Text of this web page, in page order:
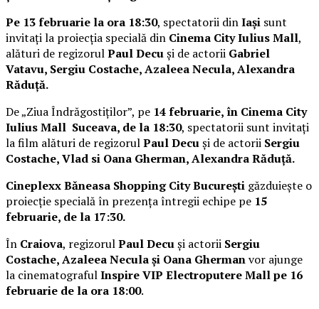
Pe 13 februarie la ora 18:30, spectatorii dinIași sunt
invitați la proiecția specială din Cinema City Iulius Mall,
alături de regizorulPaul Decuși de actorii Gabriel
Vatavu, Sergiu Costache, Azaleea Necula, Alexandra
Răduță.
De „Ziua Îndrăgostiților”, pe 14 februarie, în Cinema City
Iulius Mall Suceava, de la 18:30, spectatorii sunt invitați
la film alături de regizorulPaul Decuși de actorii Sergiu
Costache, Vlad si Oana Gherman, Alexandra Răduță.
Cineplexx Băneasa Shopping City București găzduiește o
proiecție specială în prezența întregii echipe pe 15
februarie, de la 17:30.
În Craiova, regizorulPaul Decuși actorii Sergiu
Costache, Azaleea Necula și Oana Ghermanvor ajunge
la cinematografulInspire VIP Electroputere Mall pe 16
februarie de la ora 18:00.